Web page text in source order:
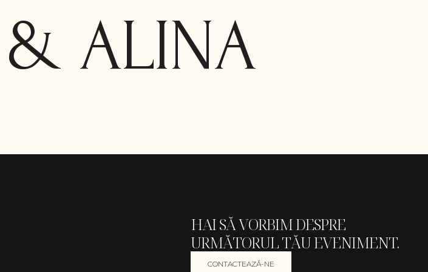
& ALINA
HAI SĂ VORBIM DESPRE
URMĂTORUL TĂU EVENIMENT.
CONTACTEAZĂ-NE